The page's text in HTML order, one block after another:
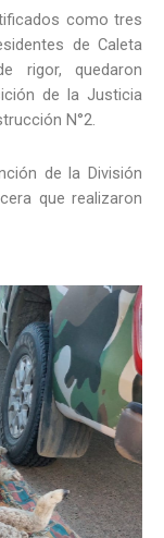
como tres
de Caleta
rigor, quedaron
de la Justicia
N°2.
de la División
que realizaron